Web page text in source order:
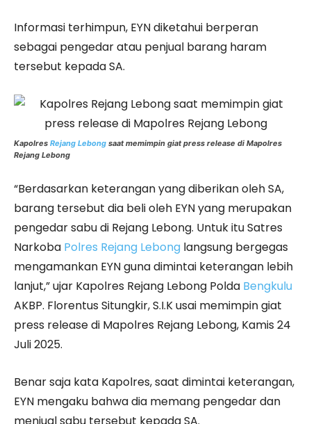
Informasi terhimpun, EYN diketahui berperan
sebagai pengedar atau penjual barang haram
tersebut kepada SA.
Kapolres Rejang Lebong saat memimpin giat press release di Mapolres
Rejang Lebong
“Berdasarkan keterangan yang diberikan oleh SA,
barang tersebut dia beli oleh EYN yang merupakan
pengedar sabu di Rejang Lebong. Untuk itu Satres
Narkoba Polres Rejang Lebong langsung bergegas
mengamankan EYN guna dimintai keterangan lebih
lanjut,” ujar Kapolres Rejang Lebong Polda Bengkulu
AKBP. Florentus Situngkir, S.I.K usai memimpin giat
press release di Mapolres Rejang Lebong, Kamis 24
Juli 2025.
Benar saja kata Kapolres, saat dimintai keterangan,
EYN mengaku bahwa dia memang pengedar dan